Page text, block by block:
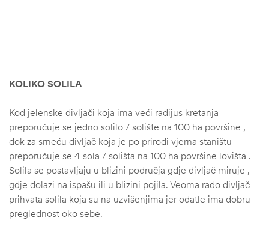
KOLIKO SOLILA
Kod jelenske divljači koja ima veći radijus kretanja
preporučuje se jedno solilo / solište na 100 ha površine ,
dok za srneću divljač koja je po prirodi vjerna staništu
preporučuje se 4 sola / solišta na 100 ha površine lovišta .
Solila se postavljaju u blizini područja gdje divljač miruje ,
gdje dolazi na ispašu ili u blizini pojila. Veoma rado divljač
prihvata solila koja su na uzvišenjima jer odatle ima dobru
preglednost oko sebe.